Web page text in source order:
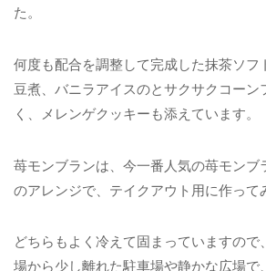
た。
何度も配合を調整して完成した抹茶ソフ
豆煮、バニラアイスのとサクサクコーン
く、メレンゲクッキーも添えています。
苺モンブランは、今一番人気の苺モンブ
のアレンジで、テイクアウト用に作って
どちらもよく冷えて固まっていますので
場から少し離れた駐車場や静かな広場で